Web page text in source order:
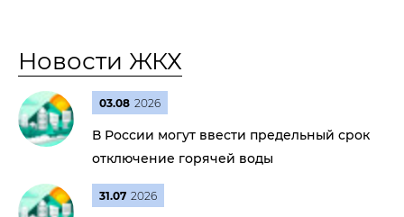
Новости ЖКХ
03.08 2026
В России могут ввести предельный срок
отключение горячей воды
31.07 2026